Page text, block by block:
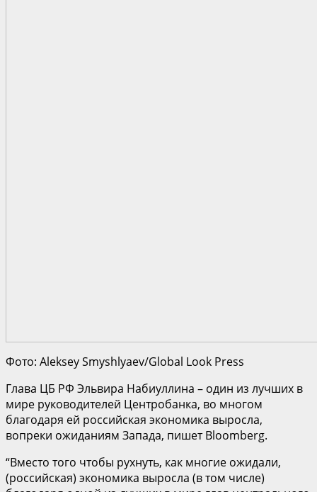
Фото: Aleksey Smyshlyaev/Global Look Press
Глава ЦБ РФ Эльвира Набиуллина – один из лучших в
мире руководителей Центробанка, во многом
благодаря ей российская экономика выросла,
вопреки ожиданиям Запада, пишет Bloomberg.
“Вместо того чтобы рухнуть, как многие ожидали,
(российская) экономика выросла (в том числе)